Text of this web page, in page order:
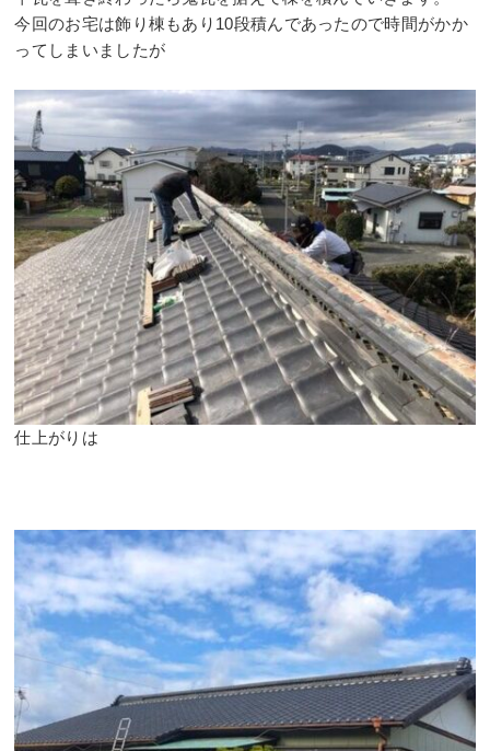
今回のお宅は飾り棟もあり10段積んであったので時間がかか
ってしまいましたが⠀
仕上がりは⠀